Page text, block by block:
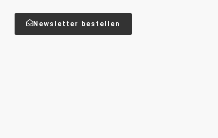
Newsletter bestellen